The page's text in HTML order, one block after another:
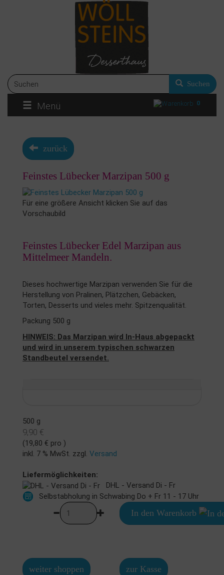
Suchen
Menü 0
zurück
Feinstes Lübecker Marzipan 500 g
Für eine größere Ansicht klicken Sie auf das
Vorschaubild
Feinstes Lübecker Edel Marzipan aus
Mittelmeer Mandeln.
Dieses hochwertige Marzipan verwenden Sie für die
Herstellung von Pralinen, Plätzchen, Gebäcken,
Torten, Desserts und vieles mehr. Spitzenqualität.
Packung 500 g
HINWEIS: Das Marzipan wird In-Haus abgepackt
und wird in unserem typischen schwarzen
Standbeutel versendet.
500 g
9,90 €
(19,80 € pro )
inkl. 7 % MwSt. zzgl. Versand
Liefermöglichkeiten:
DHL - Versand Di - Fr
Selbstabholung in Schwabing Do + Fr 11 - 17 Uhr
In den Warenkorb
weiter shoppen zur Kasse